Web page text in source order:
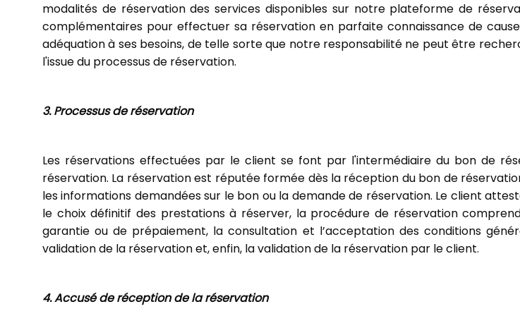
modalités de réservation des services disponibles sur notre plateforme de
complémentaires pour effectuer sa réservation en parfaite connaissance de
adéquation à ses besoins, de telle sorte que notre responsabilité ne peut être
l'issue du processus de réservation.
3. Processus de réservation
Les réservations effectuées par le client se font par l'intermédiaire du bon de
réservation. La réservation est réputée formée dès la réception du bon de
les informations demandées sur le bon ou la demande de réservation. Le client
le choix définitif des prestations à réserver, la procédure de réservation
garantie ou de prépaiement, la consultation et l’acceptation des conditions
validation de la réservation et, enfin, la validation de la réservation par le client.
4. Accusé de réception de la réservation